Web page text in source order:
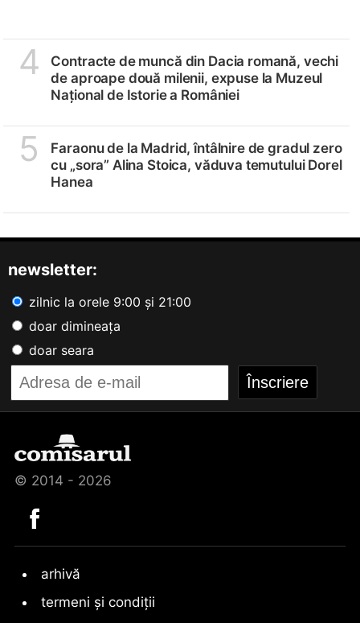
4
Contracte de muncă din Dacia romană, vechi
de aproape două milenii, expuse la Muzeul
Național de Istorie a României
5
Faraonu de la Madrid, întâlnire de gradul zero
cu „sora” Alina Stoica, văduva temutului Dorel
Hanea
newsletter:
zilnic la orele 9:00 și 21:00
doar dimineața
doar seara
© 2014 - 2026
arhivă
termeni și condiții